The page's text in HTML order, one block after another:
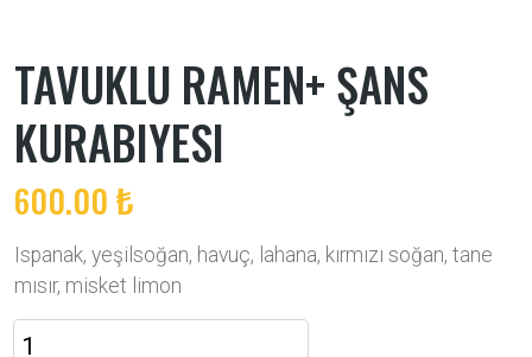
TAVUKLU RAMEN+ ŞANS
KURABIYESI
600.00 ₺
Ispanak, yeşilsoğan, havuç, lahana, kırmızı soğan, tane
mısır, misket limon